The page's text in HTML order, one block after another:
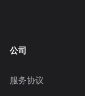
公司
服务协议